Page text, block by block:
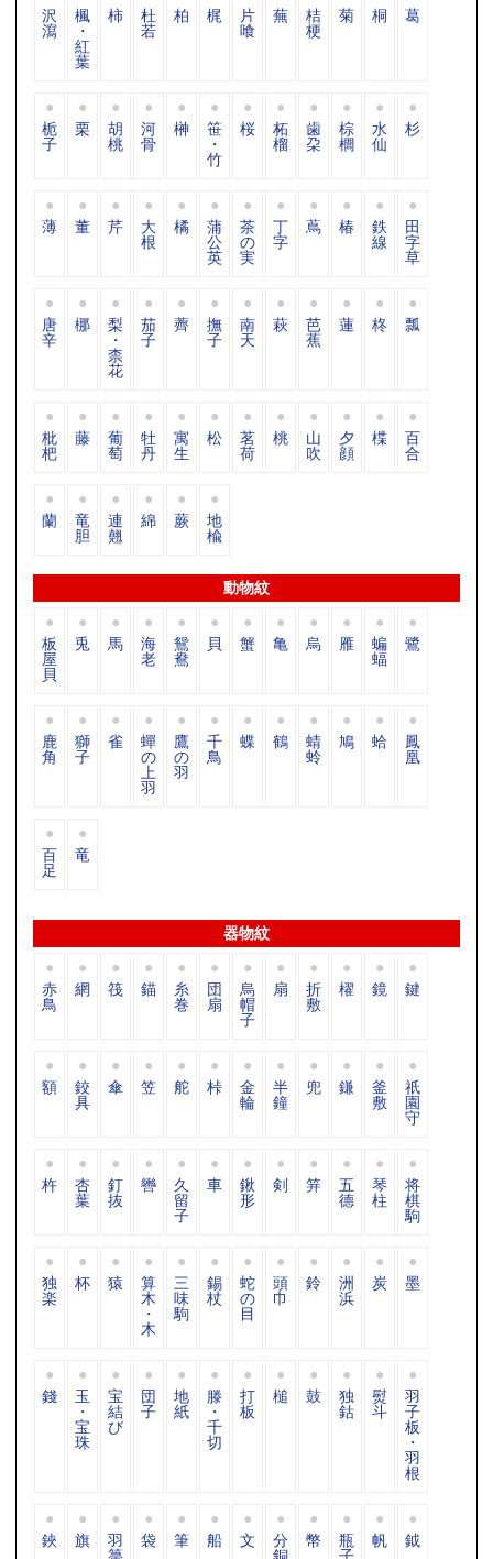
沢
瀉
楓
・
紅
葉
柿 杜
若
柏 梶 片
喰
蕪 桔
梗
菊 桐 葛
栀
子
栗 胡
桃
河
骨
榊 笹
・
竹
桜 柘
榴
歯
朶
棕
櫚
水
仙
杉
薄 董 芹 大
根
橘 蒲
公
英
茶
の
実
丁
字
蔦 椿 鉄
線
田
字
草
唐
辛
梛 梨
・
柰
花
茄
子
薺 撫
子
南
天
萩 芭
蕉
蓮 柊 瓢
枇
杷
藤 葡
萄
牡
丹
寓
生
松 茗
荷
桃 山
吹
夕
顔
楪 百
合
蘭 竜
胆
連
翹
綿 蕨 地
楡
動物紋
板
屋
貝
兎 馬 海
老
鴛
鴦
貝 蟹 亀 烏 雁 蝙
蝠
鷺
鹿
角
獅
子
雀 蟬
の
上
羽
鷹
の
羽
千
鳥
蝶 鶴 蜻
蛉
鳩 蛤 鳳
凰
百
足
竜
器物紋
赤
鳥
網 筏 錨 糸
巻
団
扇
烏
帽
子
扇 折
敷
櫂 鏡 鍵
額 鉸
具
傘 笠 舵 桛 金
輪
半
鐘
兜 鎌 釜
敷
祇
園
守
杵 杏
葉
釘
抜
轡 久
留
子
車 鍬
形
剣 笄 五
德
琴
柱
将
棋
駒
独
楽
杯 猿 算
木
・
木
三
味
駒
錫
杖
蛇
の
目
頭
巾
鈴 洲
浜
炭 墨
錢 玉
・
宝
珠
宝
結
び
団
子
地
紙
滕
・
千
切
打
板
槌 鼓 独
鈷
熨
斗
羽
子
板
・
羽
根
鋏 旗 羽 袋 筆 船 文 分 幣 瓶 帆 鉞